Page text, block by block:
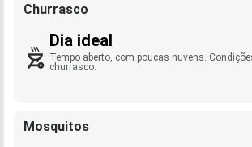
Churrasco
Dia ideal
Tempo aberto, com poucas nuvens.
churrasco.
Mosquitos